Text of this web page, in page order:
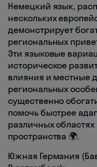
Немецкий язык,
нескольких
демонстрирует
региональных
Эти языковые
историческое
влияния и местные
региональных
существенно
помочь быстрее
различных
пространства 🌍.
Южная Германия